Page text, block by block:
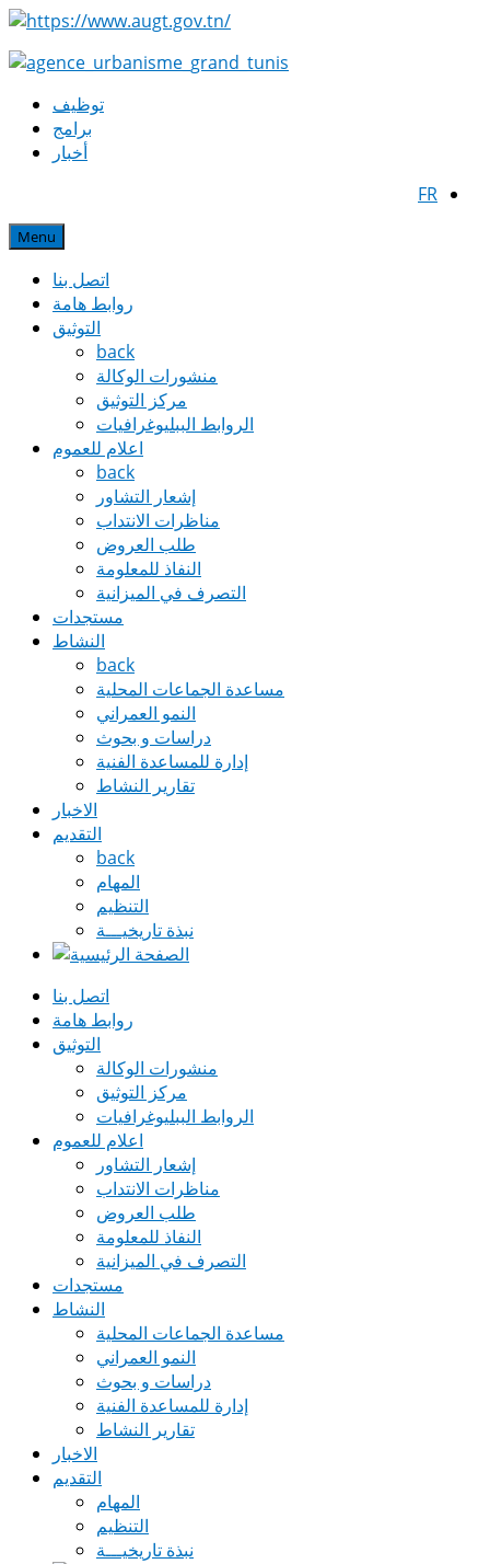
توظيف
برامج
أخبار
FR
Menu
اتصل بنا
روابط هامة
التوثيق
back
منشورات الوكالة
مركز التوثيق
الروابط الببليوغرافيات
اعلام للعموم
back
إشعار التشاور
مناظرات الانتداب
طلب العروض
النفاذ للمعلومة
التصرف في الميزانية
مستجدات
النشاط
back
مساعدة الجماعات المحلية
النمو العمراني
دراسات و بحوث
إدارة للمساعدة الفنية
تقارير النشاط
الاخبار
التقديم
back
المهام
التنظيم
نبذة تاريخيـــة
اتصل بنا
روابط هامة
التوثيق
منشورات الوكالة
مركز التوثيق
الروابط الببليوغرافيات
اعلام للعموم
إشعار التشاور
مناظرات الانتداب
طلب العروض
النفاذ للمعلومة
التصرف في الميزانية
مستجدات
النشاط
مساعدة الجماعات المحلية
النمو العمراني
دراسات و بحوث
إدارة للمساعدة الفنية
تقارير النشاط
الاخبار
التقديم
المهام
التنظيم
نبذة تاريخيـــة